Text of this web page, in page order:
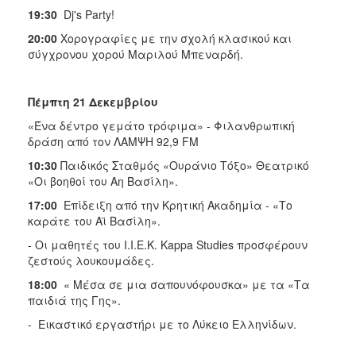
19:30 Dj's Party!
20:00 Χορογραφίες με την σχολή κλασικού και
σύγχρονου χορού Μαριλού Μπεναρδή.
Πέμπτη 21 Δεκεμβρίου
«Ένα δέντρο γεμάτο τρόφιμα» - Φιλανθρωπική
δράση από τον ΛΑΜΨΗ 92,9 FM
10:30 Παιδικός Σταθμός «Ουράνιο Τόξο» Θεατρικό
«Οι βοηθοί του Αη Βασίλη».
17:00 Επίδειξη από την Κρητική Ακαδημία - «Το
καράτε του Αϊ Βασίλη».
- Οι μαθητές του Ι.Ι.Ε.Κ. Kappa Studies προσφέρουν
ζεστούς λουκουμάδες.
18:00 « Μέσα σε μια σαπουνόφουσκα» με τα «Τα
παιδιά της Γης».
- Εικαστικό εργαστήρι με το Λύκειο Ελληνίδων.